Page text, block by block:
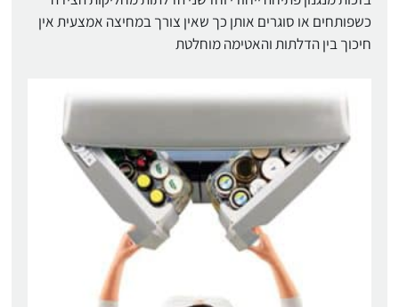
כשפותחים או סוגרים אותן כך שאין צורך במחיצה אמצעית אין
חיכוך בין הדלתות והאטימה מוחלטת